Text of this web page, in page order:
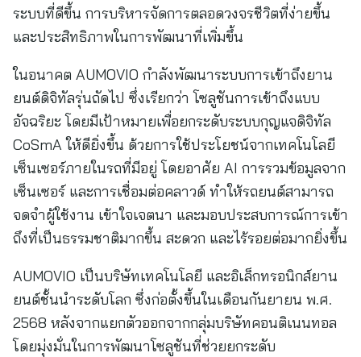
ระบบที่ดีขึ้น การบริหารจัดการตลอดวงจรชีวิตที่ง่ายขึ้น
และประสิทธิภาพในการพัฒนาที่เพิ่มขึ้น
ในอนาคต AUMOVIO กำลังพัฒนาระบบการเข้าถึงยาน
ยนต์ดิจิทัลรุ่นถัดไป ซึ่งเรียกว่า โซลูชันการเข้าถึงแบบ
อัจฉริยะ โดยมีเป้าหมายเพื่อยกระดับระบบกุญแจดิจิทัล
CoSmA ให้ดียิ่งขึ้น ด้วยการใช้ประโยชน์จากเทคโนโลยี
เซ็นเซอร์ภายในรถที่มีอยู่ โดยอาศัย AI การรวมข้อมูลจาก
เซ็นเซอร์ และการเชื่อมต่อคลาวด์ ทำให้รถยนต์สามารถ
จดจำผู้ใช้งาน เข้าใจเจตนา และมอบประสบการณ์การเข้า
ถึงที่เป็นธรรมชาติมากขึ้น สะดวก และไร้รอยต่อมากยิ่งขึ้น
AUMOVIO เป็นบริษัทเทคโนโลยี และอิเล็กทรอนิกส์ยาน
ยนต์ชั้นนำระดับโลก ซึ่งก่อตั้งขึ้นในเดือนกันยายน พ.ศ.
2568 หลังจากแยกตัวออกจากกลุ่มบริษัทคอนติเนนทอล
โดยมุ่งมั่นในการพัฒนาโซลูชันที่ช่วยยกระดับ